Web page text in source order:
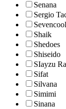
Senana
Sergio
Sevencool
Shaik
Shedoes
Shiseido
SIayzu
Sifat
Silvana
Simimi
Sinana